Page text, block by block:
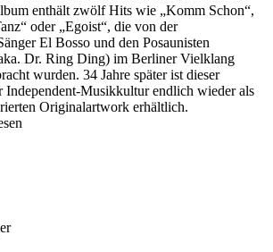
enthält zwölf Hits wie „Komm Schon“,
oder „Egoist“, die von der
El Bosso und den Posaunisten
Dr. Ring Ding) im Berliner Vielklang
wurden. 34 Jahre später ist dieser
Independent-Musikkultur endlich wieder als
Originalartwork erhältlich.